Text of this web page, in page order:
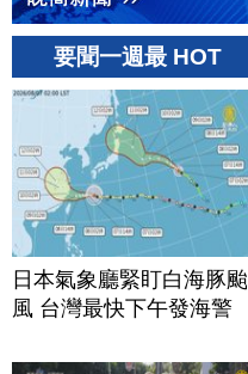
要聞一週最 HOT
日本氣象廳緊盯白海豚颱
風 台灣最快下午發海警